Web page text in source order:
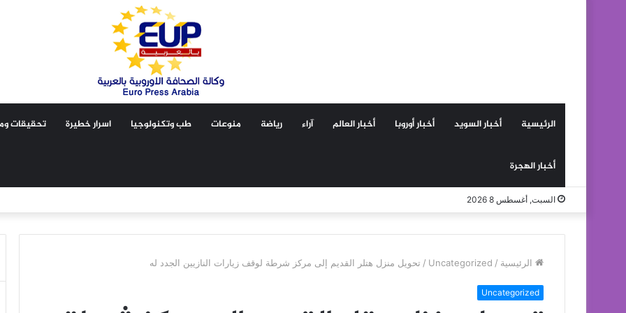
الرئيسية أخبار السويد أخبار أوروبا أخبار العالم آراء رياضة منوعات طب وتكنولوجيا اسرار خطيرة تحقيقات
أخبار الهجرة
السبت, أغسطس 8 2026
الرئيسية /
Uncategorized
/ تحويل منزل هتلر القديم إلى مركز شرطة لوقف زيارات النازيين الجدد له
Uncategorized